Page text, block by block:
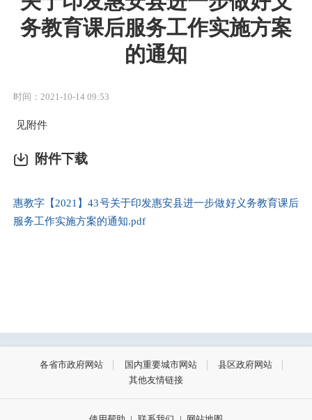
务教育课后服务工作实施方案
的通知
时间：2021-10-14 09:53
见附件
附件下载
惠教字【2021】43号关于印发惠安县进一步做好义务教育课后
服务工作实施方案的通知.pdf
各省市政府网站 国内重要城市网站
县区政府网站
其他友情链接